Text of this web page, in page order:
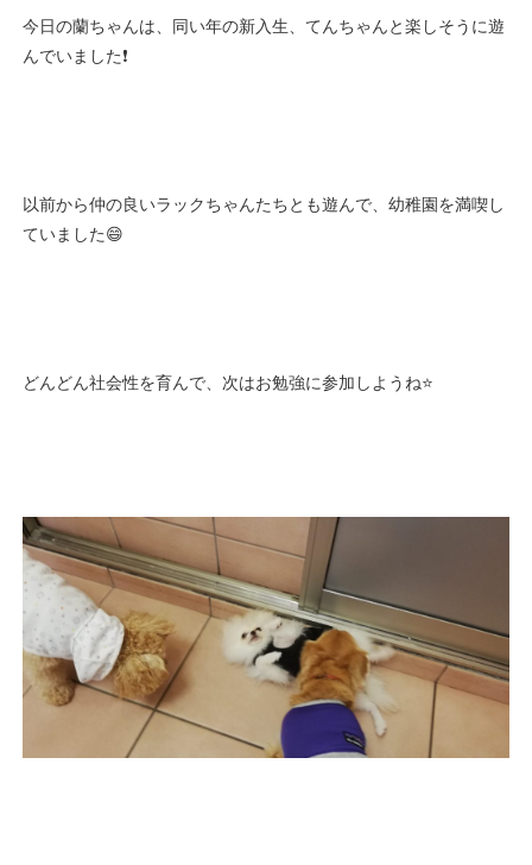
今日の蘭ちゃんは、同い年の新入生、てんちゃんと楽しそうに遊
んでいました❗
以前から仲の良いラックちゃんたちとも遊んで、幼稚園を満喫し
ていました😄
どんどん社会性を育んで、次はお勉強に参加しようね⭐